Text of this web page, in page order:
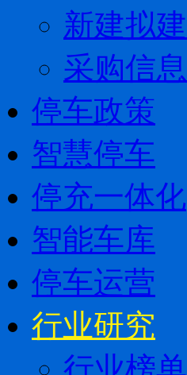
新建拟建
采购信息
停车政策
智慧停车
停充一体化
智能车库
停车运营
行业研究